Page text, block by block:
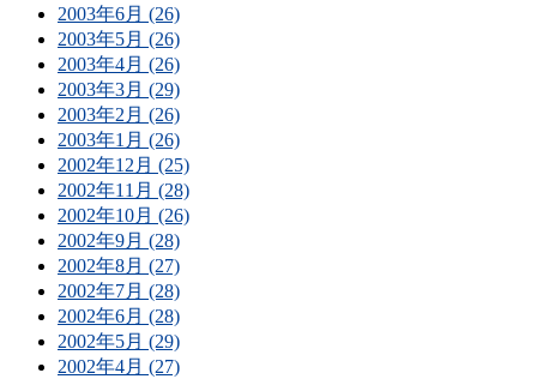
2003年6月 (26)
2003年5月 (26)
2003年4月 (26)
2003年3月 (29)
2003年2月 (26)
2003年1月 (26)
2002年12月 (25)
2002年11月 (28)
2002年10月 (26)
2002年9月 (28)
2002年8月 (27)
2002年7月 (28)
2002年6月 (28)
2002年5月 (29)
2002年4月 (27)